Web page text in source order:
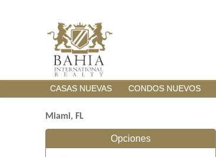
CASAS NUEVAS CONDOS NUEVOS
Miami, FL
Opciones